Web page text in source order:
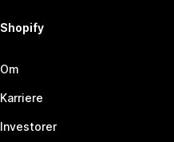
Shopify
Om
Karriere
Investorer